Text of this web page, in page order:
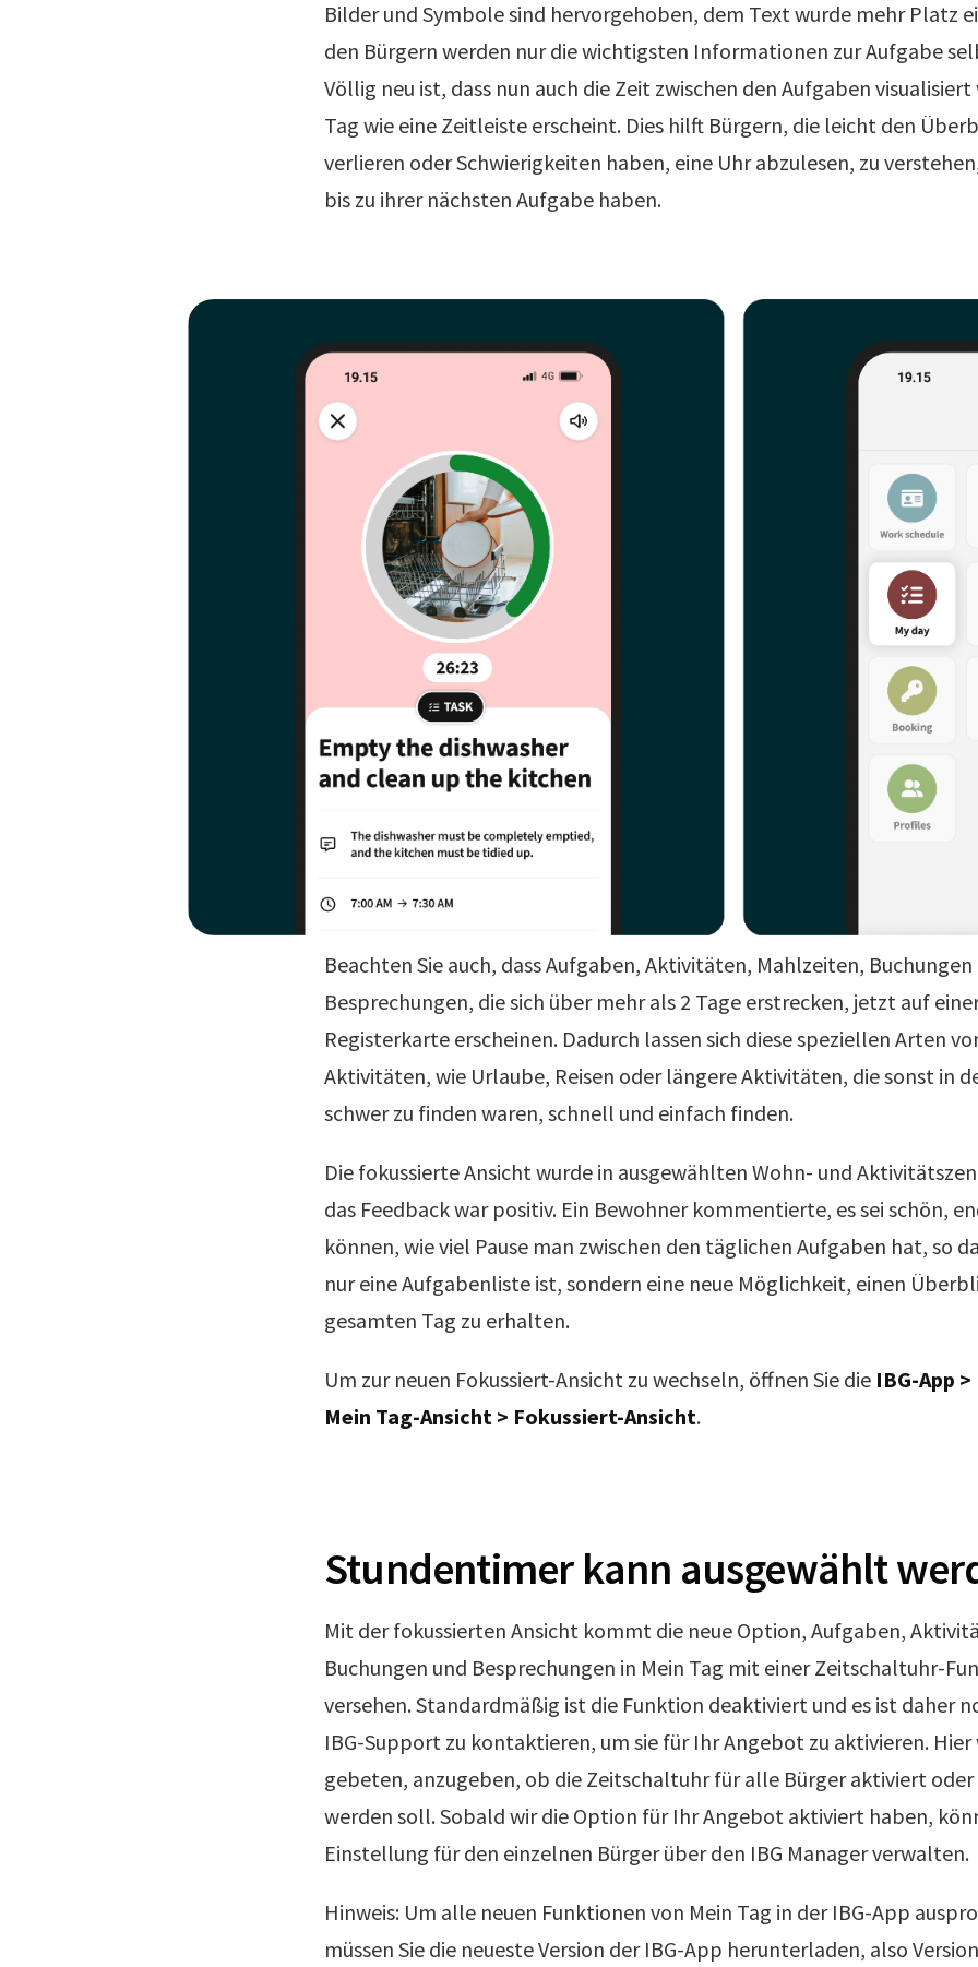
Bilder und Symbole sind hervorgehoben, dem Text wurde mehr Platz
den Bürgern werden nur die wichtigsten Informationen zur Aufgabe
Völlig neu ist, dass nun auch die Zeit zwischen den Aufgaben visualisiert
Tag wie eine Zeitleiste erscheint. Dies hilft Bürgern, die leicht den
verlieren oder Schwierigkeiten haben, eine Uhr abzulesen, zu
bis zu ihrer nächsten Aufgabe haben.
Beachten Sie auch, dass Aufgaben, Aktivitäten, Mahlzeiten, Buchungen
Besprechungen, die sich über mehr als 2 Tage erstrecken, jetzt auf
Registerkarte erscheinen. Dadurch lassen sich diese speziellen Arten
Aktivitäten, wie Urlaube, Reisen oder längere Aktivitäten, die sonst in
schwer zu finden waren, schnell und einfach finden.
Die fokussierte Ansicht wurde in ausgewählten Wohn- und
das Feedback war positiv. Ein Bewohner kommentierte, es sei schön,
können, wie viel Pause man zwischen den täglichen Aufgaben hat, so
nur eine Aufgabenliste ist, sondern eine neue Möglichkeit, einen
gesamten Tag zu erhalten.
Um zur neuen Fokussiert-Ansicht zu wechseln, öffnen Sie die IBG-App
Mein Tag-Ansicht > Fokussiert-Ansicht.
Stundentimer kann ausgewählt
Mit der fokussierten Ansicht kommt die neue Option, Aufgaben,
Buchungen und Besprechungen in Mein Tag mit einer Zeitschaltuhr-
versehen. Standardmäßig ist die Funktion deaktiviert und es ist daher
IBG-Support zu kontaktieren, um sie für Ihr Angebot zu aktivieren. Hier
gebeten, anzugeben, ob die Zeitschaltuhr für alle Bürger aktiviert
werden soll. Sobald wir die Option für Ihr Angebot aktiviert haben,
Einstellung für den einzelnen Bürger über den IBG Manager verwalten.
Hinweis: Um alle neuen Funktionen von Mein Tag in der IBG-App
müssen Sie die neueste Version der IBG-App herunterladen, also